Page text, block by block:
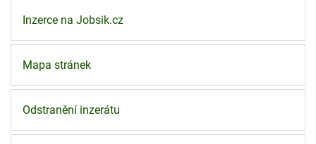
Inzerce na Jobsik.cz
Mapa stránek
Odstranění inzerátu